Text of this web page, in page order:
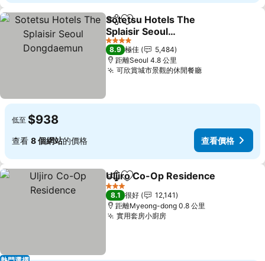
分享 放到收藏夾
Sotetsu Hotels The
Splaisir Seoul
Dongdaemun
4 星級
8.9 極佳
5,484
距離Seoul 4.8 公里
可欣賞城市景觀的休閒餐廳
低至 $938
查看 8 個網站的價格 查看價格
分享 放到收藏夾
Uljiro Co-Op Residence
3 星級
8.1 很好
12,141
距離Myeong-dong 0.8 公里
實用套房小廚房